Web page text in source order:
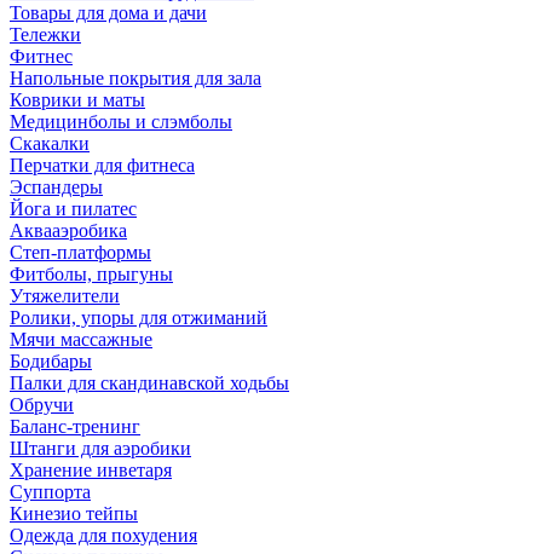
Товары для дома и дачи
Тележки
Фитнес
Напольные покрытия для зала
Коврики и маты
Медицинболы и слэмболы
Скакалки
Перчатки для фитнеса
Эспандеры
Йога и пилатес
Аквааэробика
Степ-платформы
Фитболы, прыгуны
Утяжелители
Ролики, упоры для отжиманий
Мячи массажные
Бодибары
Палки для скандинавской ходьбы
Обручи
Баланс-тренинг
Штанги для аэробики
Хранение инветаря
Суппорта
Кинезио тейпы
Одежда для похудения